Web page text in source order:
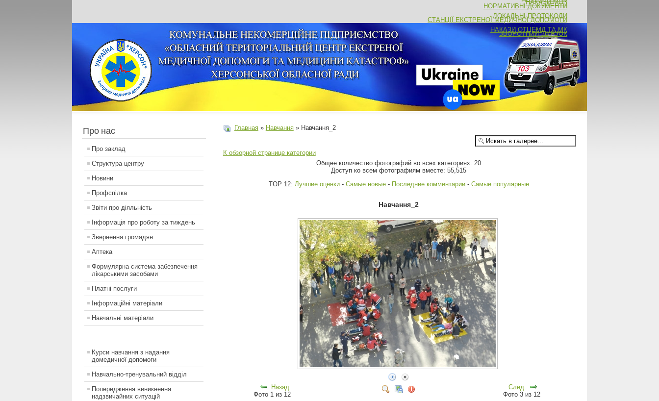
НОРМАТИВНІ ДОКУМЕНТИ
НАКАЗИ МОЗ
ЛОКАЛЬНІ ПРОТОКОЛИ
НАКАЗИ ОТЦЕМД ТА МК
СТАНЦІЇ ЕКСТРЕНОЇ МЕДИЧНОЇ ДОПОМОГИ
ЗВОРОТНИЙ ЗВ'ЯЗОК
Про нас
Про заклад
Структура центру
Новини
Профспілка
Звіти про діяльність
Інформація про роботу за тиждень
Звернення громадян
Аптека
Формулярна система забезпечення
лікарськими засобами
Платні послуги
Інформаційні матеріали
Навчальні матеріали
Курси навчання з надання
домедичної допомоги
Навчально-тренувальний відділ
Попередження виникнення
надзвичайних ситуацій
Главная» Навчання» Навчання_2
К обзорной странице категории
Общее количество фотографий во всех категориях: 20
Доступ ко всем фотографиям вместе: 55,515
TOP 12: Лучшие оценки- Самые новые- Последние комментарии- Самые популярные
Навчання_2
Назад
Фото 1 из 12
След.
Фото 3 из 12